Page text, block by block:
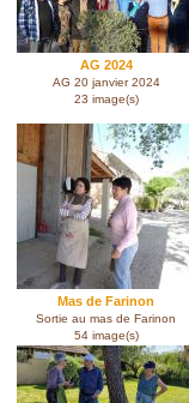
AG 2024
AG 20 janvier 2024
23 image(s)
Mas de Farinon
Sortie au mas de Farinon
54 image(s)